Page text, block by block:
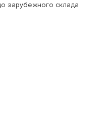
зарубежного склада